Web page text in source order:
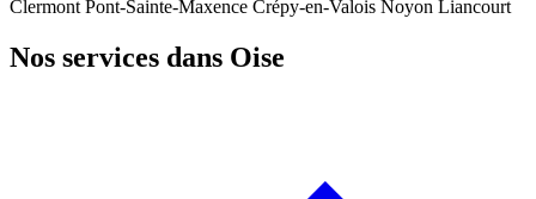
Clermont Pont-Sainte-Maxence Crépy-en-Valois Noyon Liancourt
Nos services dans Oise